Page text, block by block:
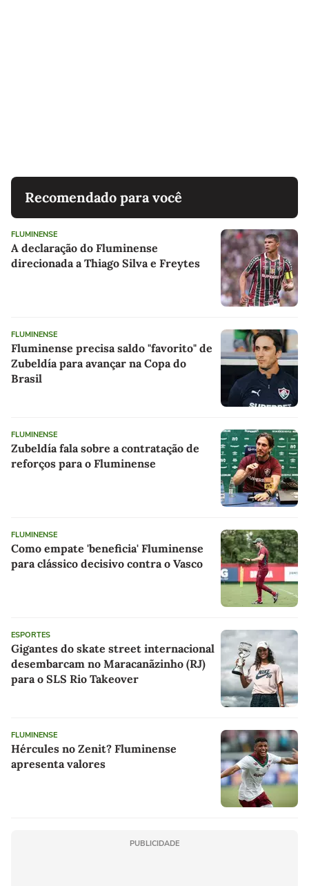
Recomendado para você
FLUMINENSE
A declaração do Fluminense
direcionada a Thiago Silva e Freytes
FLUMINENSE
Fluminense precisa saldo "favorito" de
Zubeldía para avançar na Copa do
Brasil
FLUMINENSE
Zubeldía fala sobre a contratação de
reforços para o Fluminense
FLUMINENSE
Como empate 'beneficia' Fluminense
para clássico decisivo contra o Vasco
ESPORTES
Gigantes do skate street internacional
desembarcam no Maracanãzinho (RJ)
para o SLS Rio Takeover
FLUMINENSE
Hércules no Zenit? Fluminense
apresenta valores
PUBLICIDADE